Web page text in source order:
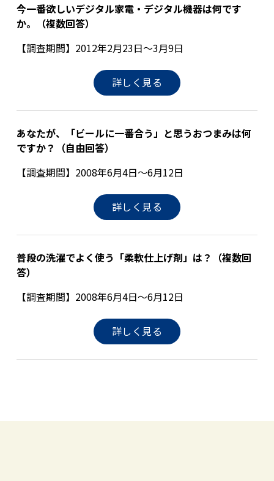
今一番欲しいデジタル家電・デジタル機器は何です
か。（複数回答）
【調査期間】2012年2月23日～3月9日
詳しく見る
あなたが、「ビールに一番合う」と思うおつまみは何
ですか？（自由回答）
【調査期間】2008年6月4日～6月12日
詳しく見る
普段の洗濯でよく使う「柔軟仕上げ剤」は？（複数回
答）
【調査期間】2008年6月4日～6月12日
詳しく見る